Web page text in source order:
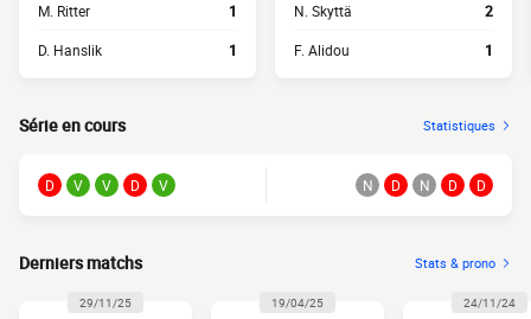
M. Ritter 1
D. Hanslik 1
N. Skyttä 2
F. Alidou 1
Série en cours Statistiques
D V V D V N D N D D
Derniers matchs Stats & prono
29/11/25 19/04/25 24/11/24